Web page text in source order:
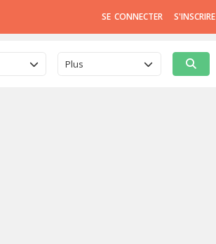
SE CONNECTER S'INSCRIRE
Plus